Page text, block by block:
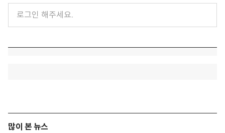
많이 본 뉴스